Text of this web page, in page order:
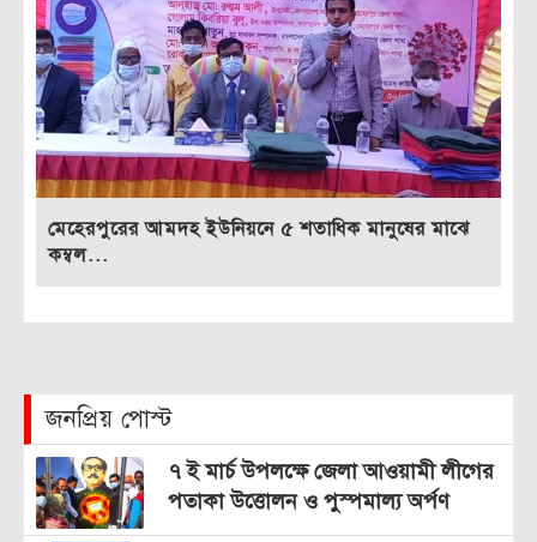
মেহেরপুরের আমদহ ইউনিয়নে ৫ শতাধিক মানুষের মাঝে
কম্বল...
জনপ্রিয় পোস্ট
৭ ই মার্চ উপলক্ষে জেলা আওয়ামী লীগের
পতাকা উত্তোলন ও পুস্পমাল্য অর্পণ